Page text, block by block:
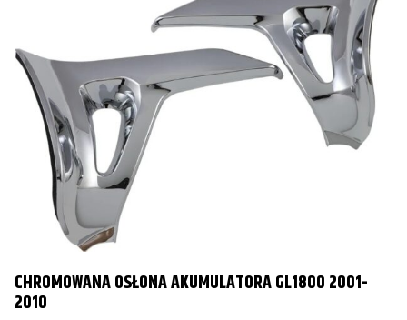
CHROMOWANA OSŁONA AKUMULATORA GL1800 2001-
2010